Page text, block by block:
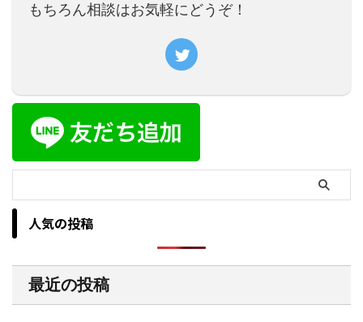
もちろん相談はお気軽にどうぞ！
人気の投稿
最近の投稿